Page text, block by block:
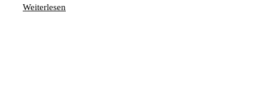
Weiterlesen